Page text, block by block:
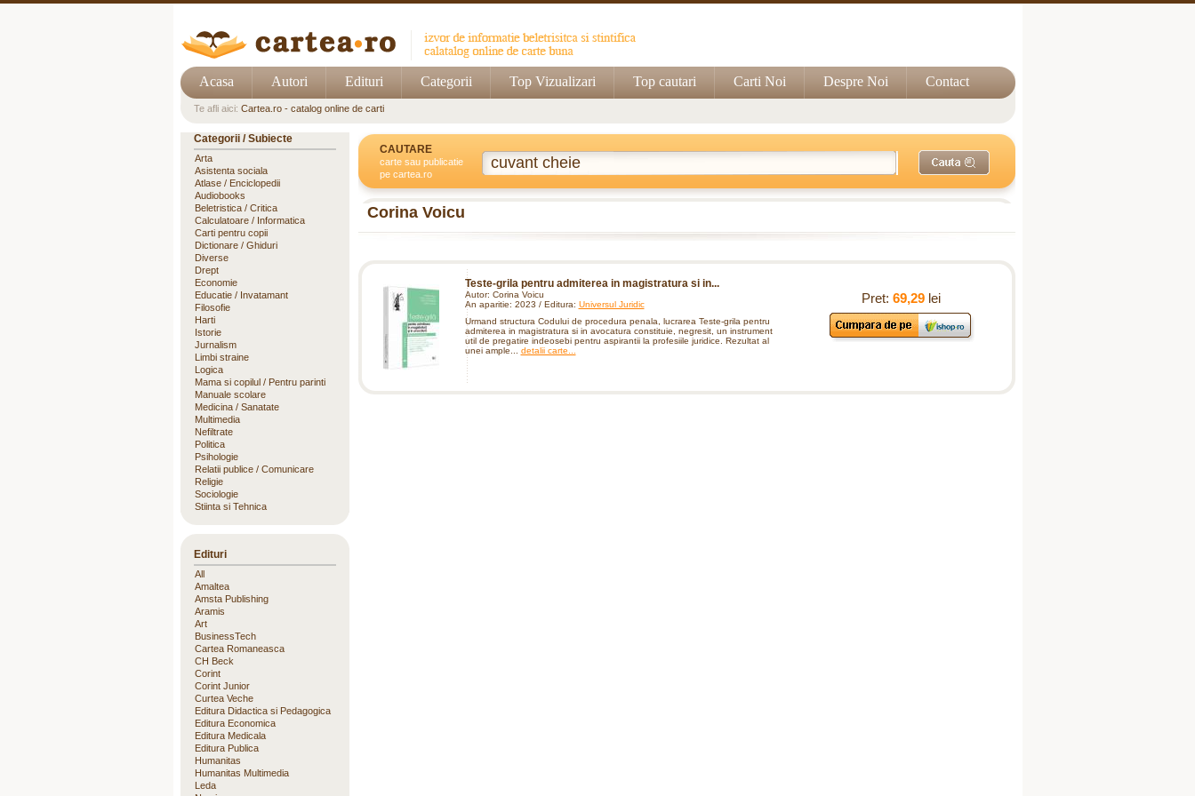
Acasa Autori Edituri Categorii Top Vizualizari Top cautari Carti Noi Despre Noi Contact
Te afli aici: Cartea.ro - catalog online de carti
CAUTARE
carte sau publicatie
pe cartea.ro
Corina Voicu
Teste-grila pentru admiterea in magistratura si in...
Autor: Corina Voicu
An aparitie: 2023 / Editura: Universul Juridic
Urmand structura Codului de procedura penala, lucrarea Teste-grila pentru
admiterea in magistratura si in avocatura constituie, negresit, un instrument
util de pregatire indeosebi pentru aspirantii la profesiile juridice. Rezultat al
unei ample... detalii carte...
Pret: 69,29 lei
Categorii / Subiecte
Arta
Asistenta sociala
Atlase / Enciclopedii
Audiobooks
Beletristica / Critica
Calculatoare / Informatica
Carti pentru copii
Dictionare / Ghiduri
Diverse
Drept
Economie
Educatie / Invatamant
Filosofie
Harti
Istorie
Jurnalism
Limbi straine
Logica
Mama si copilul / Pentru parinti
Manuale scolare
Medicina / Sanatate
Multimedia
Nefiltrate
Politica
Psihologie
Relatii publice / Comunicare
Religie
Sociologie
Stiinta si Tehnica
Edituri
All
Amaltea
Amsta Publishing
Aramis
Art
BusinessTech
Cartea Romaneasca
CH Beck
Corint
Corint Junior
Curtea Veche
Editura Didactica si Pedagogica
Editura Economica
Editura Medicala
Editura Publica
Humanitas
Humanitas Multimedia
Leda